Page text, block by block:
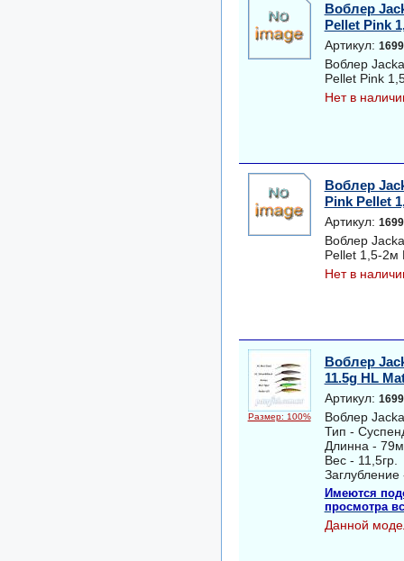
Воблер
Pellet Pink
Артикул:
Воблер
Pellet Pink
Нет в
Воблер
Pink Pellet
Артикул:
Воблер
Pellet 1,5-2м
Нет в
Размер: 100%
Воблер
11.5g HL
Артикул:
Воблер
Тип -
Длинна -
Вес - 11,5гр.
Имеются
просмотра
Данной